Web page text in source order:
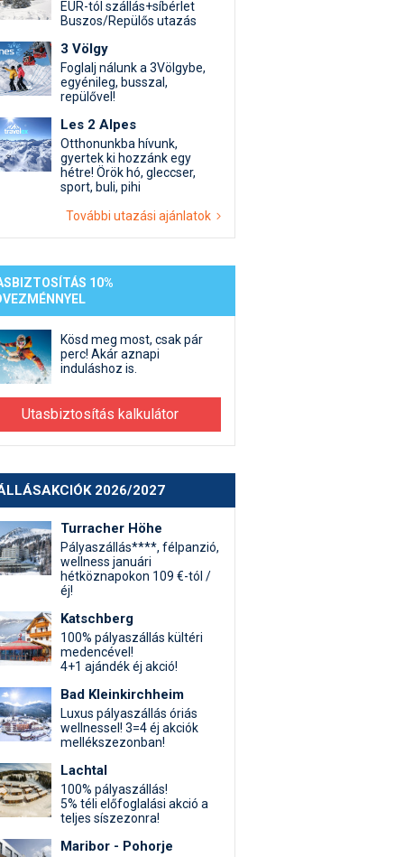
Termékkereső
egyéb síeléshez kapcsolódó téma
kapcsolatos kérdések és válaszok
beszélgetések
EUR-tól szállás+síbérlet
Buszos/Repülős utazás
3 Völgy
Foglalj nálunk a 3Völgybe,
egyénileg, busszal,
repülővel!
Les 2 Alpes
Otthonunkba hívunk,
gyertek ki hozzánk egy
hétre! Örök hó, gleccser,
sport, buli, pihi
További utazási ajánlatok
10%
Kösd meg most, csak pár
perc! Akár aznapi
induláshoz is.
Utasbiztosítás kalkulátor
2026/2027
Turracher Höhe
Pályaszállás****, félpanzió,
wellness januári
hétköznapokon 109 €-tól /
éj!
Katschberg
100% pályaszállás kültéri
medencével!
4+1 ajándék éj akció!
Bad Kleinkirchheim
Luxus pályaszállás óriás
wellnessel! 3=4 éj akciók
mellékszezonban!
Lachtal
100% pályaszállás!
5% téli előfoglalási akció a
teljes síszezonra!
Maribor - Pohorje